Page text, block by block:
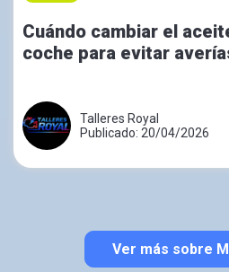
Cuándo cambiar el
coche para evitar
Talleres Royal
Publicado: 20/04/2026
Ver más sobre